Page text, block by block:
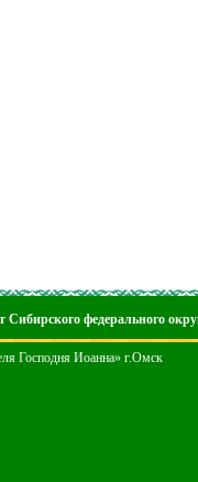
федерального
Господня Иоанна» г.Омск